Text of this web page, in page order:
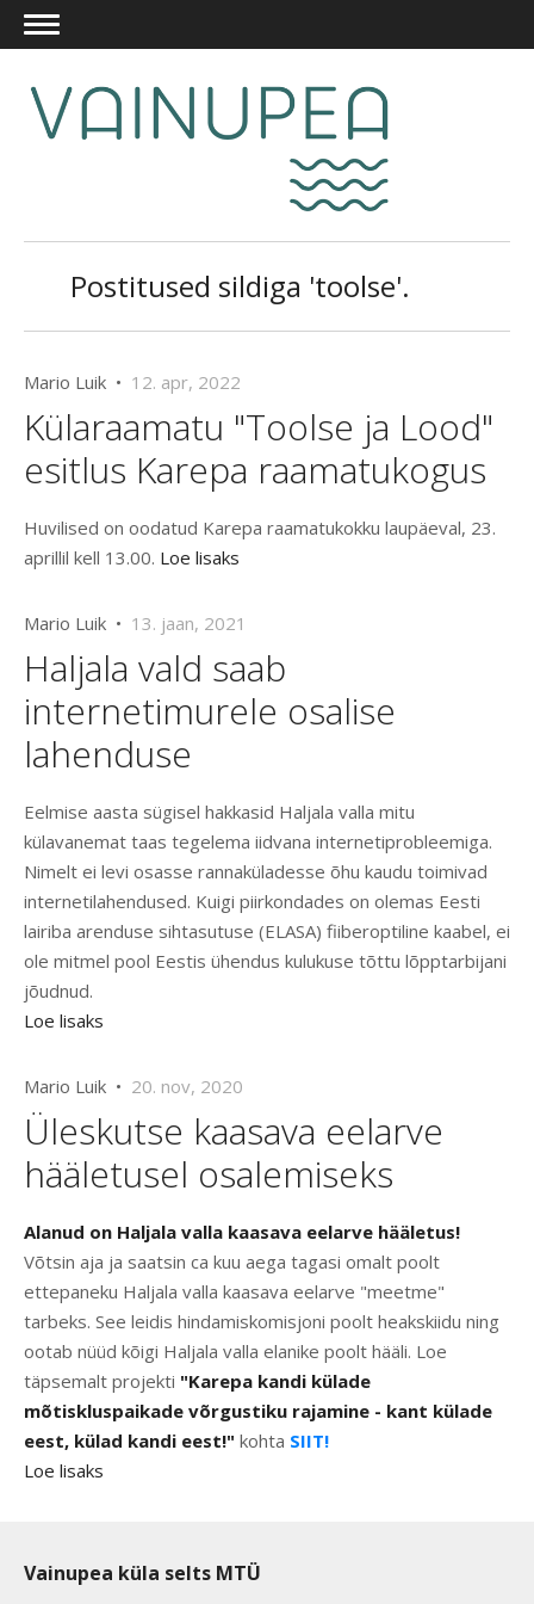
Postitused sildiga 'toolse'.
Mario Luik • 12. apr, 2022
Külaraamatu "Toolse ja Lood"
esitlus Karepa raamatukogus
Huvilised on oodatud Karepa raamatukokku laupäeval, 23.
aprillil kell 13.00. Loe lisaks
Mario Luik • 13. jaan, 2021
Haljala vald saab
internetimurele osalise
lahenduse
Eelmise aasta sügisel hakkasid Haljala valla mitu
külavanemat taas tegelema iidvana internetiprobleemiga.
Nimelt ei levi osasse rannaküladesse õhu kaudu toimivad
internetilahendused. Kuigi piirkondades on olemas Eesti
lairiba arenduse sihtasutuse (ELASA) fiiberoptiline kaabel, ei
ole mitmel pool Eestis ühendus kulukuse tõttu lõpptarbijani
jõudnud.
Loe lisaks
Mario Luik • 20. nov, 2020
Üleskutse kaasava eelarve
hääletusel osalemiseks
Alanud on Haljala valla kaasava eelarve hääletus!
Võtsin aja ja saatsin ca kuu aega tagasi omalt poolt
ettepaneku Haljala valla kaasava eelarve "meetme"
tarbeks. See leidis hindamiskomisjoni poolt heakskiidu ning
ootab nüüd kõigi Haljala valla elanike poolt hääli. Loe
täpsemalt projekti "Karepa kandi külade
mõtiskluspaikade võrgustiku rajamine - kant külade
eest, külad kandi eest!" kohta SIIT!
Loe lisaks
Vainupea küla selts MTÜ